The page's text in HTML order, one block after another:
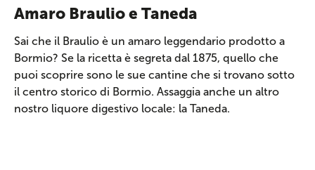
Amaro Braulio e Taneda
Sai che il Braulio è un amaro leggendario prodotto a
Bormio? Se la ricetta è segreta dal 1875, quello che
puoi scoprire sono le sue cantine che si trovano sotto
il centro storico di Bormio. Assaggia anche un altro
nostro liquore digestivo locale: la Taneda.